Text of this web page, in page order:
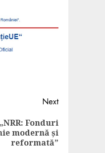
Next
Fonduri
modernă și
reformată”